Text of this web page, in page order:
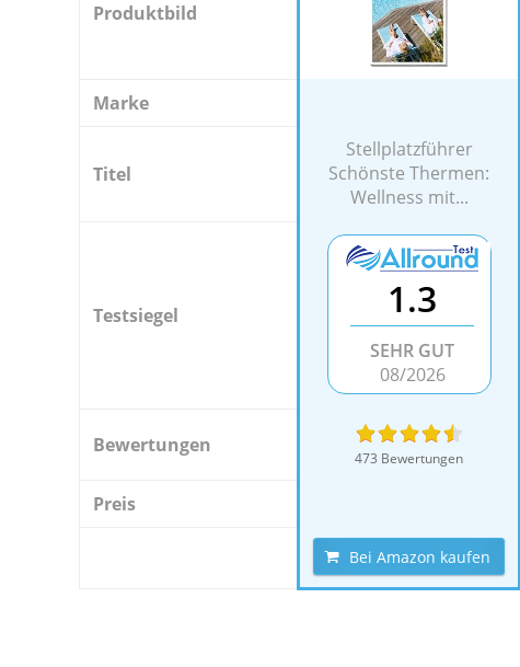
Produktbild
Marke
Titel
Stellplatzführer
Schönste Thermen:
Wellness mit...
Testsiegel 1.3
SEHR GUT
08/2026
Bewertungen
473 Bewertungen
Preis
Bei Amazon kaufen